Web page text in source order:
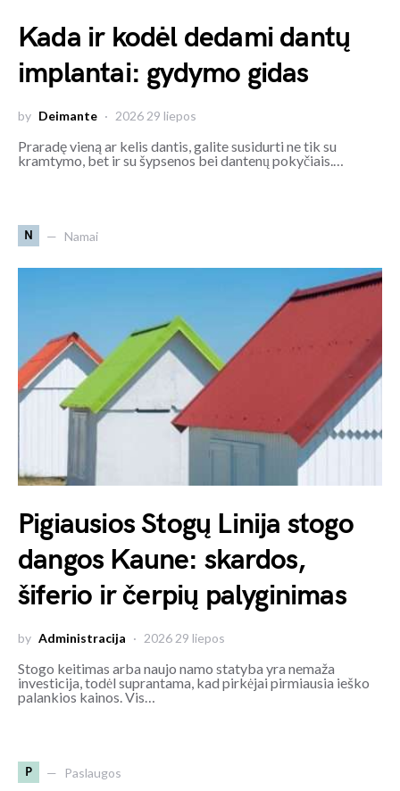
Kada ir kodėl dedami dantų
implantai: gydymo gidas
by Deimante 2026 29 liepos
Praradę vieną ar kelis dantis, galite susidurti ne tik su
kramtymo, bet ir su šypsenos bei dantenų pokyčiais.…
N Namai
Pigiausios Stogų Linija stogo
dangos Kaune: skardos,
šiferio ir čerpių palyginimas
by Administracija 2026 29 liepos
Stogo keitimas arba naujo namo statyba yra nemaža
investicija, todėl suprantama, kad pirkėjai pirmiausia ieško
palankios kainos. Vis…
P Paslaugos